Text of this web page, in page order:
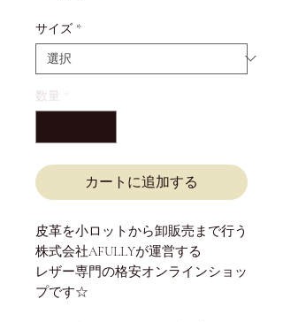
サイズ *
数量
カートに追加する
皮革を小ロットから卸販売まで行う
株式会社AFULLYが運営する
レザー専門の格安オンラインショッ
プです☆